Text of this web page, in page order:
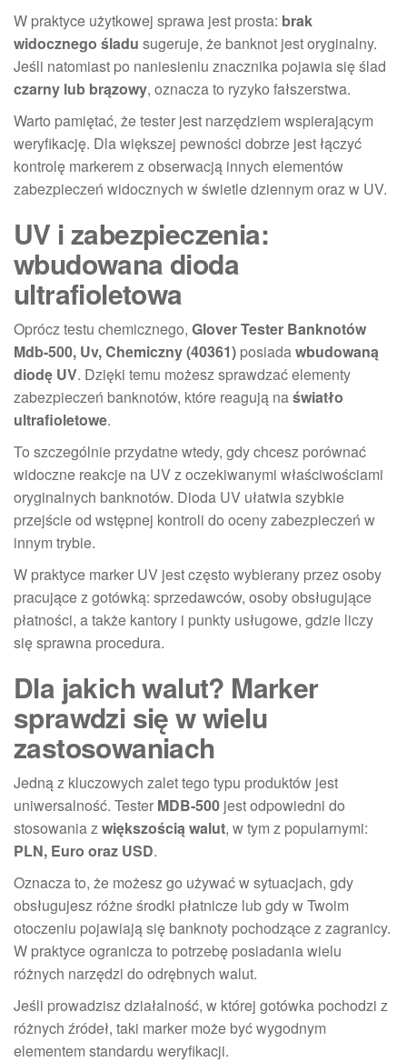
W praktyce użytkowej sprawa jest prosta: brak
widocznego śladu sugeruje, że banknot jest oryginalny.
Jeśli natomiast po naniesieniu znacznika pojawia się ślad
czarny lub brązowy, oznacza to ryzyko fałszerstwa.
Warto pamiętać, że tester jest narzędziem wspierającym
weryfikację. Dla większej pewności dobrze jest łączyć
kontrolę markerem z obserwacją innych elementów
zabezpieczeń widocznych w świetle dziennym oraz w UV.
UV i zabezpieczenia:
wbudowana dioda
ultrafioletowa
Oprócz testu chemicznego, Glover Tester Banknotów
Mdb-500, Uv, Chemiczny (40361) posiadawbudowaną
diodę UV. Dzięki temu możesz sprawdzać elementy
zabezpieczeń banknotów, które reagują naświatło
ultrafioletowe.
To szczególnie przydatne wtedy, gdy chcesz porównać
widoczne reakcje na UV z oczekiwanymi właściwościami
oryginalnych banknotów. Dioda UV ułatwia szybkie
przejście od wstępnej kontroli do oceny zabezpieczeń w
innym trybie.
W praktyce marker UV jest często wybierany przez osoby
pracujące z gotówką: sprzedawców, osoby obsługujące
płatności, a także kantory i punkty usługowe, gdzie liczy
się sprawna procedura.
Dla jakich walut? Marker
sprawdzi się w wielu
zastosowaniach
Jedną z kluczowych zalet tego typu produktów jest
uniwersalność. Tester MDB-500 jest odpowiedni do
stosowania zwiększością walut, w tym z popularnymi:
PLN, Euro oraz USD.
Oznacza to, że możesz go używać w sytuacjach, gdy
obsługujesz różne środki płatnicze lub gdy w Twoim
otoczeniu pojawiają się banknoty pochodzące z zagranicy.
W praktyce ogranicza to potrzebę posiadania wielu
różnych narzędzi do odrębnych walut.
Jeśli prowadzisz działalność, w której gotówka pochodzi z
różnych źródeł, taki marker może być wygodnym
elementem standardu weryfikacji.